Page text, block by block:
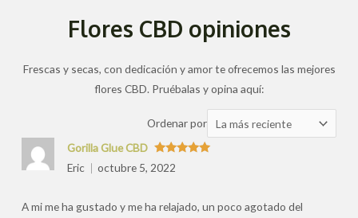
Flores CBD opiniones
Frescas y secas, con dedicación y amor te ofrecemos las mejores
flores CBD. Pruébalas y opina aquí:
Ordenar por Ordenar
las
Valorado
con
Gorilla Glue CBD
Eric
octubre 5, 2022
A mi me ha gustado y me ha relajado, un poco agotado del